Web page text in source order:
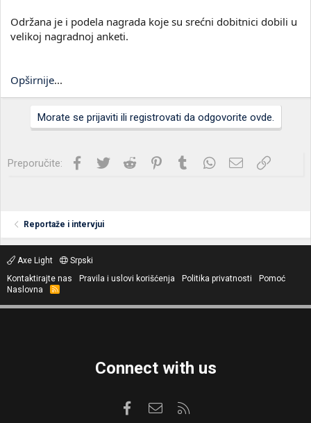
Održana je i podela nagrada koje su srećni dobitnici dobili u
velikoj nagradnoj anketi.
Opširnije...
Morate se prijaviti ili registrovati da odgovorite ovde.
Preporučite: Facebook
Twitter Reddit PinterestTumblrWhatsApp
Imejl Link
Reportaže i intervjui
Axe Light
Srpski
Kontaktirajte nas
Pravila i uslovi korišćenja Politika privatnosti
Pomoć
Naslovna
R
S
Connect with us
FacebookKontaktirajte nas